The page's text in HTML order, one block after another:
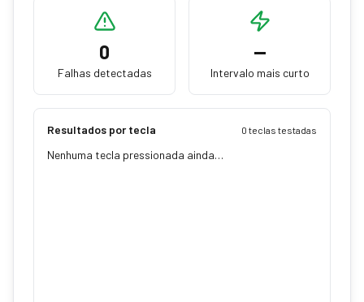
0
Falhas detectadas
—
Intervalo mais curto
Resultados por tecla 0 teclas testadas
Nenhuma tecla pressionada ainda…